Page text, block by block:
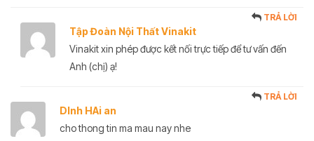
Tập Đoàn Nội Thất Vinakit
TRẢ LỜI
Vinakit xin phép được kết nối trực tiếp để tư vấn đến
Anh (chị) ạ!
DInh HAi an
TRẢ LỜI
cho thong tin ma mau nay nhe